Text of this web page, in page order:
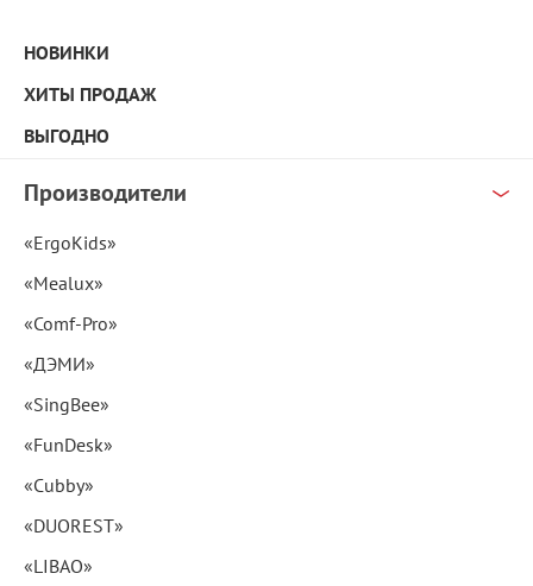
НОВИНКИ
ХИТЫ ПРОДАЖ
ВЫГОДНО
Производители
«ErgoKids»
«Mealux»
«Comf-Pro»
«ДЭМИ»
«SingBee»
«FunDesk»
«Cubby»
«DUOREST»
«LIBAO»